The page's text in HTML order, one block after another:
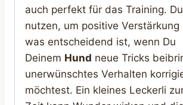
auch perfekt für das Training.
nutzen, um positive Verstärkung
was entscheidend ist, wenn Du
Deinem Hund neue Tricks
unerwünschtes Verhalten
möchtest. Ein kleines Leckerli